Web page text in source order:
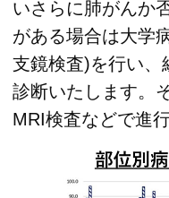
いさらに肺がんか
がある場合は大学
支鏡検査)を行い、
診断いたします。
MRI検査などで進